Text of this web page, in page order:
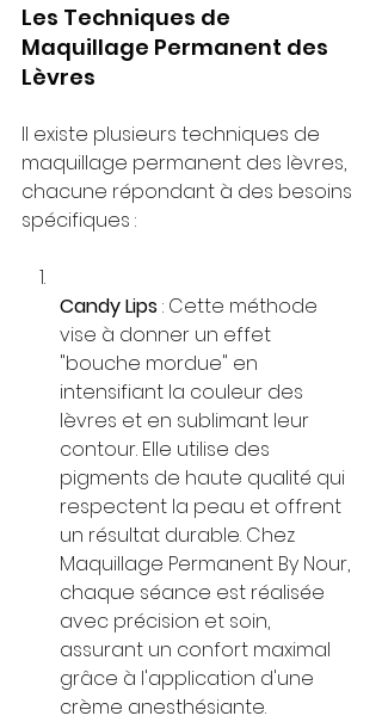
Les Techniques de
Maquillage Permanent des
Lèvres
Il existe plusieurs techniques de
maquillage permanent des lèvres,
chacune répondant à des besoins
spécifiques :
Candy Lips : Cette méthode
vise à donner un effet
"bouche mordue" en
intensifiant la couleur des
lèvres et en sublimant leur
contour. Elle utilise des
pigments de haute qualité qui
respectent la peau et offrent
un résultat durable. Chez
Maquillage Permanent By Nour,
chaque séance est réalisée
avec précision et soin,
assurant un confort maximal
grâce à l'application d'une
crème anesthésiante.